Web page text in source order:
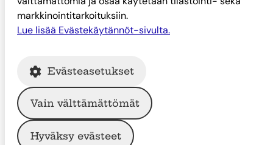
Yhteystiedot
Tietoa Suonenjoesta
Tietoa Suonenjoesta
© Suonenjoen kaupunki
Intranet
Tietosuoja
markkinointitarkoituksiin.
Lue lisää Evästekäytännöt-sivulta.
Evästeasetukset
Vain välttämättömät
Hyväksy evästeet